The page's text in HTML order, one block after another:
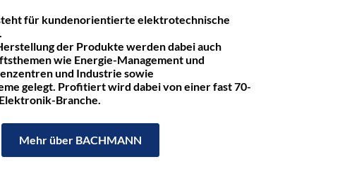
für kundenorientierte elektrotechnische
der Produkte werden dabei auch
wie Energie-Management und
und Industrie sowie
gelegt. Profitiert wird dabei von einer fast 70-
Branche.
Mehr über BACHMANN